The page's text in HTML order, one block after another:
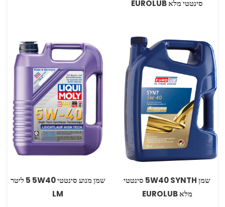
סינטטי מלא EUROLUB
שמן 5W40 SYNTH סינטטי
מלא EUROLUB
שמן מנוע סינטטי 5W40 ‏5 ליטר
LM